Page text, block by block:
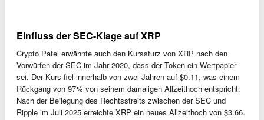
Einfluss der SEC-Klage auf XRP
Crypto Patel erwähnte auch den Kurssturz von XRP nach den
Vorwürfen der SEC im Jahr 2020, dass der Token ein Wertpapier
sei. Der Kurs fiel innerhalb von zwei Jahren auf $0.11, was einem
Rückgang von 97% von seinem damaligen Allzeithoch entspricht.
Nach der Beilegung des Rechtsstreits zwischen der SEC und
Ripple im Juli 2025 erreichte XRP ein neues Allzeithoch von $3.66.